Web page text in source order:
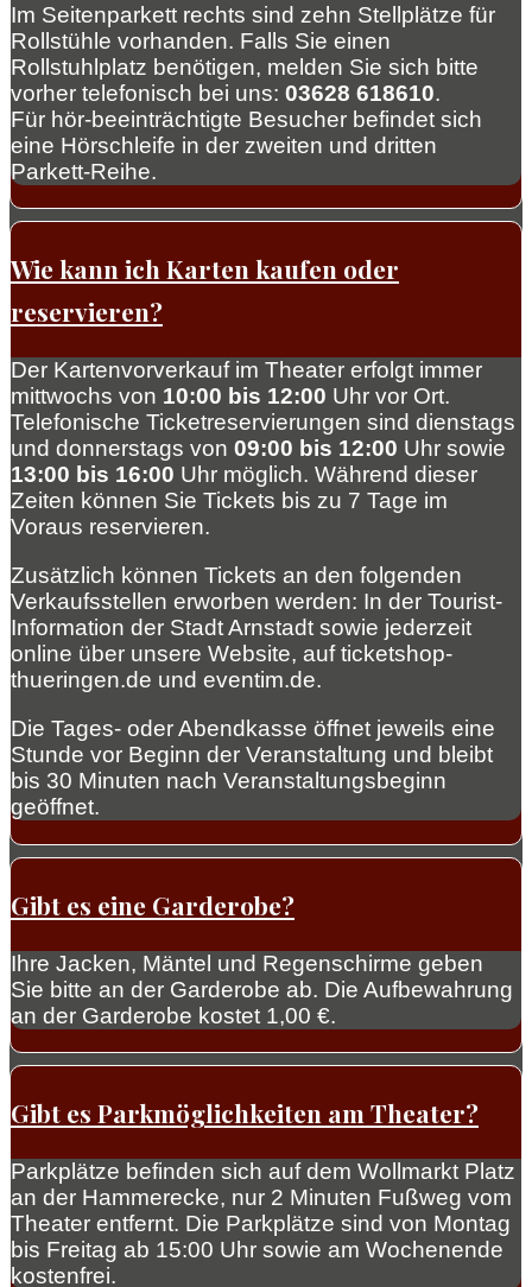
Im Seitenparkett rechts sind zehn Stellplätze für
Rollstühle vorhanden. Falls Sie einen
Rollstuhlplatz benötigen, melden Sie sich bitte
vorher telefonisch bei uns: 03628 618610.
Für hör-beeinträchtigte Besucher befindet sich
eine Hörschleife in der zweiten und dritten
Parkett-Reihe.
Wie kann ich Karten kaufen oder
reservieren?
Der Kartenvorverkauf im Theater erfolgt immer
mittwochs von 10:00 bis 12:00 Uhr vor Ort.
Telefonische Ticketreservierungen sind dienstags
und donnerstags von 09:00 bis 12:00 Uhr sowie
13:00 bis 16:00 Uhr möglich. Während dieser
Zeiten können Sie Tickets bis zu 7 Tage im
Voraus reservieren.
Zusätzlich können Tickets an den folgenden
Verkaufsstellen erworben werden: In der Tourist-
Information der Stadt Arnstadt sowie jederzeit
online über unsere Website, auf ticketshop-
thueringen.de und eventim.de.
Die Tages- oder Abendkasse öffnet jeweils eine
Stunde vor Beginn der Veranstaltung und bleibt
bis 30 Minuten nach Veranstaltungsbeginn
geöffnet.
Gibt es eine Garderobe?
Ihre Jacken, Mäntel und Regenschirme geben
Sie bitte an der Garderobe ab. Die Aufbewahrung
an der Garderobe kostet 1,00 €.
Gibt es Parkmöglichkeiten am Theater?
Parkplätze befinden sich auf dem Wollmarkt Platz
an der Hammerecke, nur 2 Minuten Fußweg vom
Theater entfernt. Die Parkplätze sind von Montag
bis Freitag ab 15:00 Uhr sowie am Wochenende
kostenfrei.